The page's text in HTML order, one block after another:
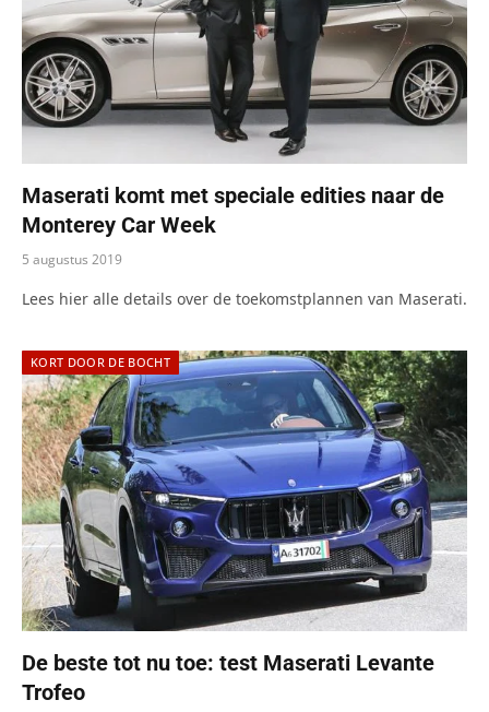
Maserati komt met speciale edities naar de
Monterey Car Week
5 augustus 2019
Lees hier alle details over de toekomstplannen van Maserati.
KORT DOOR DE BOCHT
De beste tot nu toe: test Maserati Levante
Trofeo